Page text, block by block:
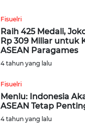
Fisuelri
Raih 425 Medali,
Rp 309 Miliar untuk
ASEAN Paragames
4 tahun yang lalu
Fisuelri
Menlu: Indonesia
ASEAN Tetap
4 tahun yang lalu